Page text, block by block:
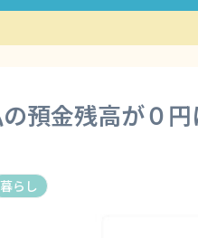
預金残高が０
暮らし